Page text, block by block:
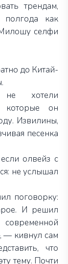
трендам,
как
селфи
до Китай-
хотели
которые он
Извилины,
песенка
олвейз с
не услышал
поговорку:
И решил
— кивнул сам
что
тему. Почти